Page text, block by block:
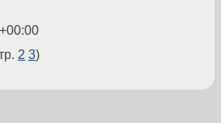
2 3)